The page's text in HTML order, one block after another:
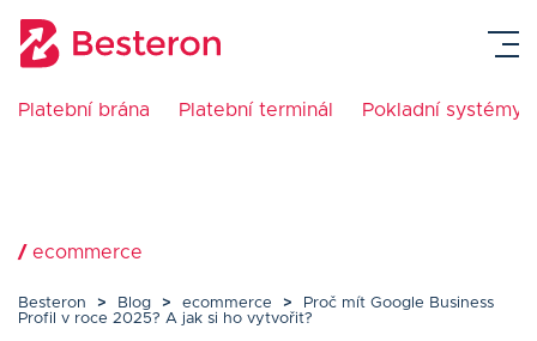
Platební brána Platební terminál Pokladní systémy
Platební brána
Platební terminál
/ ecommerce
Besteron > Blog > ecommerce >
Proč mít Google Business
Profil v roce 2025? A jak si ho vytvořit?